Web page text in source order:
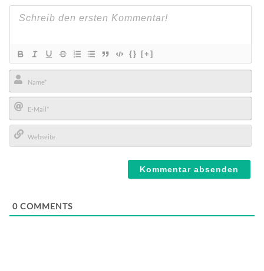
{} [+]
Name*
E-
Mail*
0 COMMENTS